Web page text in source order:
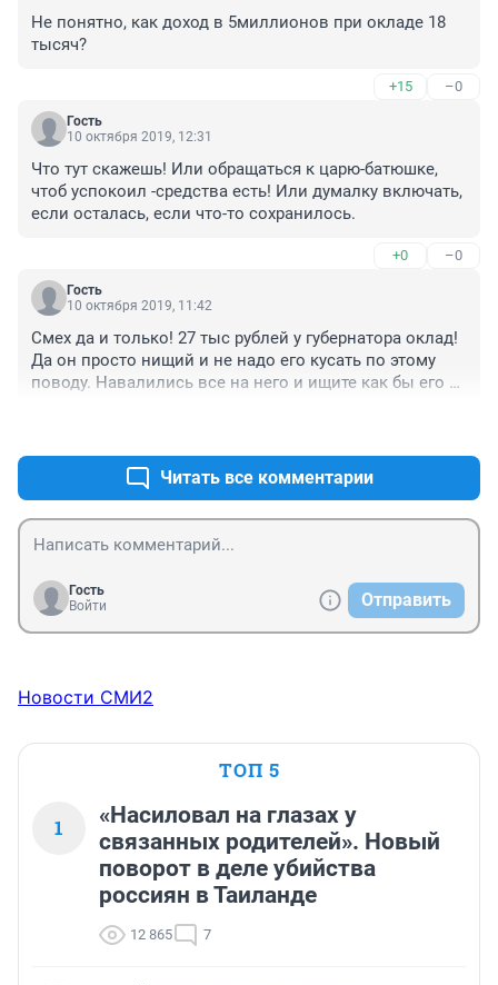
Не понятно, как доход в 5миллионов при окладе 18
тысяч?
+15 –0
Гость
10 октября 2019, 12:31
Что тут скажешь! Или обращаться к царю-батюшке,
чтоб успокоил -средства есть! Или думалку включать,
если осталась, если что-то сохранилось.
+0 –0
Гость
10 октября 2019, 11:42
Смех да и только! 27 тыс рублей у губернатора оклад!
Да он просто нищий и не надо его кусать по этому
поводу. Навалились все на него и ищите как бы его
Читать все комментарии
Гость
Войти
Отправить
Новости СМИ2
ТОП 5
1
«Насиловал на глазах у
связанных родителей». Новый
поворот в деле убийства
россиян в Таиланде
12 865 7